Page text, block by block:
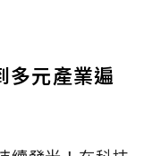
多元產業遍